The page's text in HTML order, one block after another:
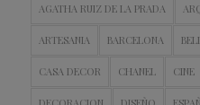
AGATHA RUIZ DE LA PRADA
ARTESANIA BARCELONA
CASA DECOR CHANEL CINE